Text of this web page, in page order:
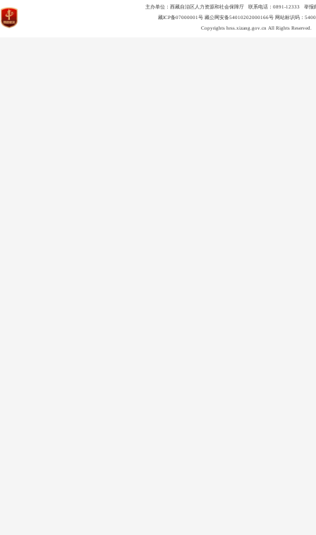
主办单位：西藏自治区人力资源和社会保障厅 联系电话：0891-12333 举报
藏ICP备07000001号 藏公网安备54010202000166号 网站标识码：
Copyrights hrss.xizang.gov.cn All Rights Reserved.